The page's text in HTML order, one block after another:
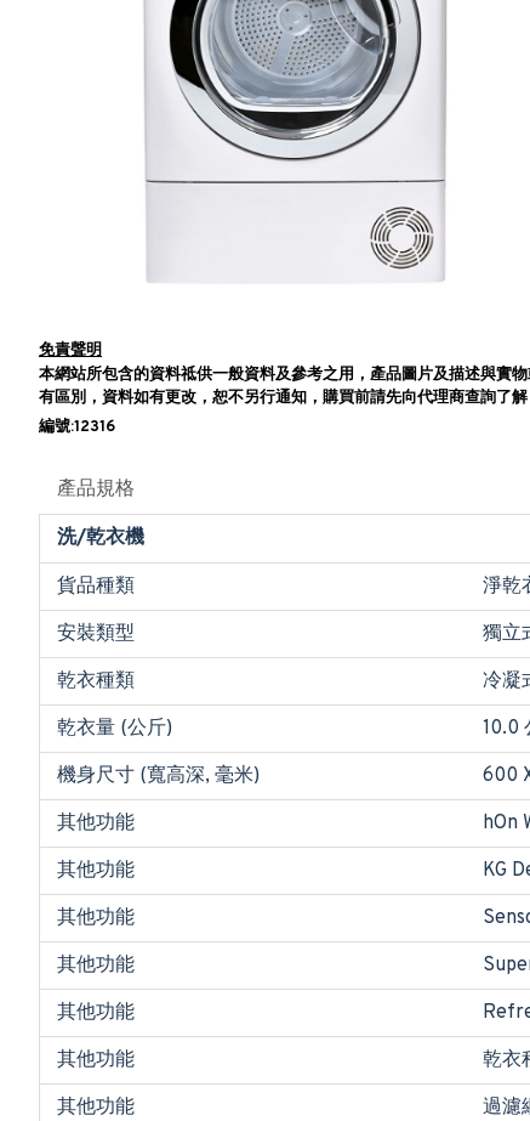
免責聲明
本網站所包含的資料祗供一般資料及參考之用，產品圖片及描述與實
有區別，資料如有更改，恕不另行通知，購買前請先向代理商查詢了解
編號:12316
產品規格
洗/乾衣機
貨品種類
淨乾
安裝類型
獨立
乾衣種類
冷凝
乾衣量 (公斤)
10.0
機身尺寸 (寬高深, 毫米)
600
其他功能
hOn
其他功能
KG
其他功能
其他功能
其他功能
其他功能
乾衣
其他功能
過濾